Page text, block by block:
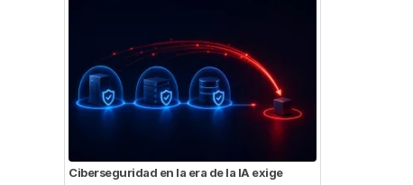
Ciberseguridad en la era de la IA exige